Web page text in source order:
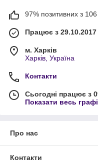
97% позитивних з 106
Працює з 29.10.2017
м. Харків
Харків, Україна
Контакти
Сьогодні працює з
Показати весь
Про нас
Контакти